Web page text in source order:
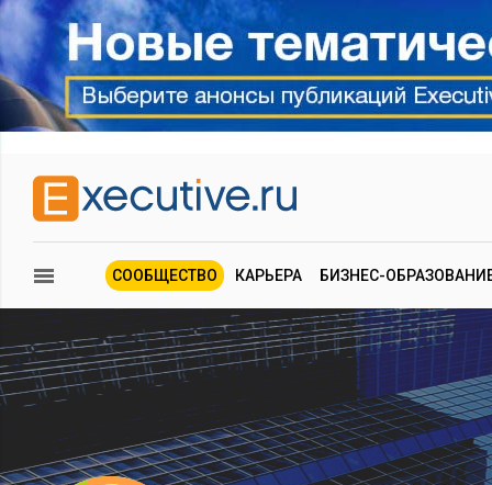
СООБЩЕСТВО КАРЬЕРА БИЗНЕС-